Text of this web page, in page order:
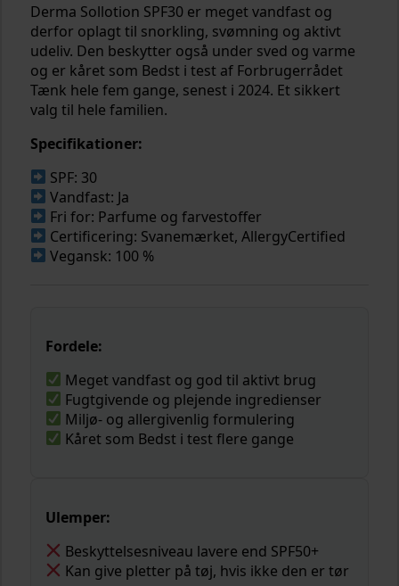
Derma Sollotion SPF30 er meget vandfast og
derfor oplagt til snorkling, svømning og aktivt
udeliv. Den beskytter også under sved og varme
og er kåret som Bedst i test af Forbrugerrådet
Tænk hele fem gange, senest i 2024. Et sikkert
valg til hele familien.
Specifikationer:
SPF: 30
Vandfast: Ja
Fri for: Parfume og farvestoffer
Certificering: Svanemærket, AllergyCertified
Vegansk: 100 %
Fordele:
Meget vandfast og god til aktivt brug
Fugtgivende og plejende ingredienser
Miljø- og allergivenlig formulering
Kåret som Bedst i test flere gange
Ulemper:
Beskyttelsesniveau lavere end SPF50+
Kan give pletter på tøj, hvis ikke den er tør